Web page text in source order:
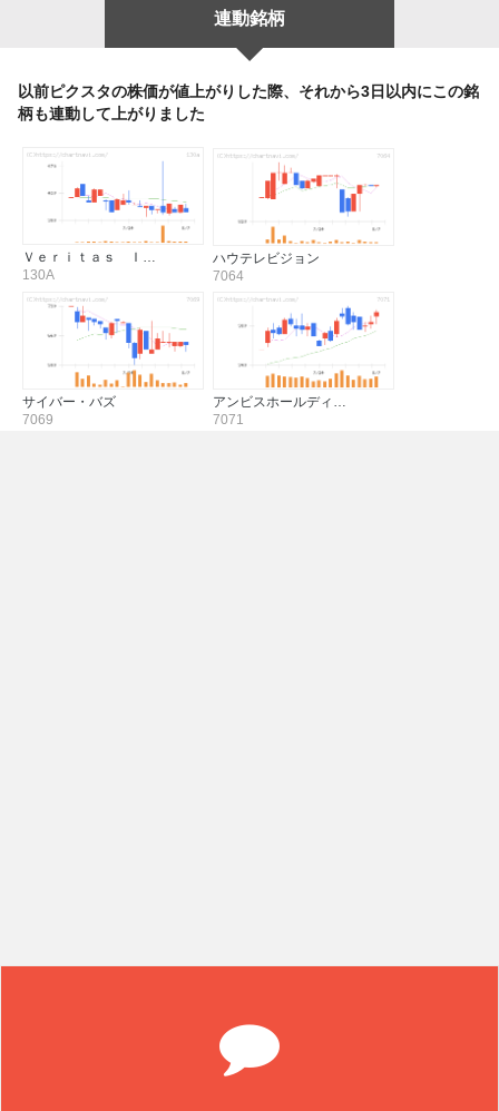
連動銘柄
以前ピクスタの株価が値上がりした際、それから3日以内にこの銘
柄も連動して上がりました
Ｖｅｒｉｔａｓ Ｉ…
130A
ハウテレビジョン
7064
サイバー・バズ
7069
アンビスホールディ…
7071